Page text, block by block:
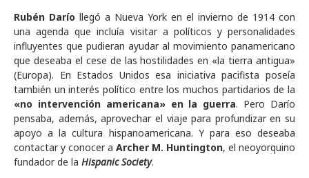
Rubén Darío llegó a Nueva York en el invierno de 1914 con
una agenda que incluía visitar a políticos y personalidades
influyentes que pudieran ayudar al movimiento panamericano
que deseaba el cese de las hostilidades en «la tierra antigua»
(Europa). En Estados Unidos esa iniciativa pacifista poseía
también un interés político entre los muchos partidarios de la
«no intervención americana» en la guerra. Pero Darío
pensaba, además, aprovechar el viaje para profundizar en su
apoyo a la cultura hispanoamericana. Y para eso deseaba
contactar y conocer a Archer M. Huntington, el neoyorquino
fundador de la Hispanic Society.